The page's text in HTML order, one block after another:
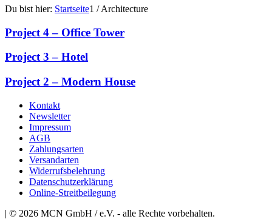
Du bist hier: Startseite1 / Architecture
Project 4 – Office Tower
Project 3 – Hotel
Project 2 – Modern House
Kontakt
Newsletter
Impressum
AGB
Zahlungsarten
Versandarten
Widerrufsbelehrung
Datenschutzerklärung
Online-Streitbeilegung
| © 2026 MCN GmbH / e.V. - alle Rechte vorbehalten.